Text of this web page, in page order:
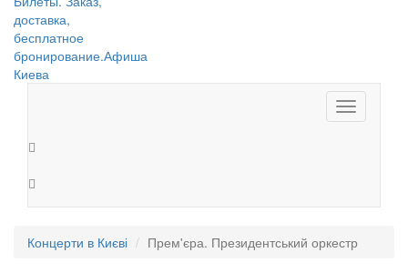
Toggle
navigation
Концерти в Києві Прем'єра. Президентський оркестр